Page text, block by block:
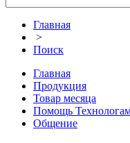
Главная
>
Поиск
Главная
Продукция
Товар месяца
Помощь
Общение